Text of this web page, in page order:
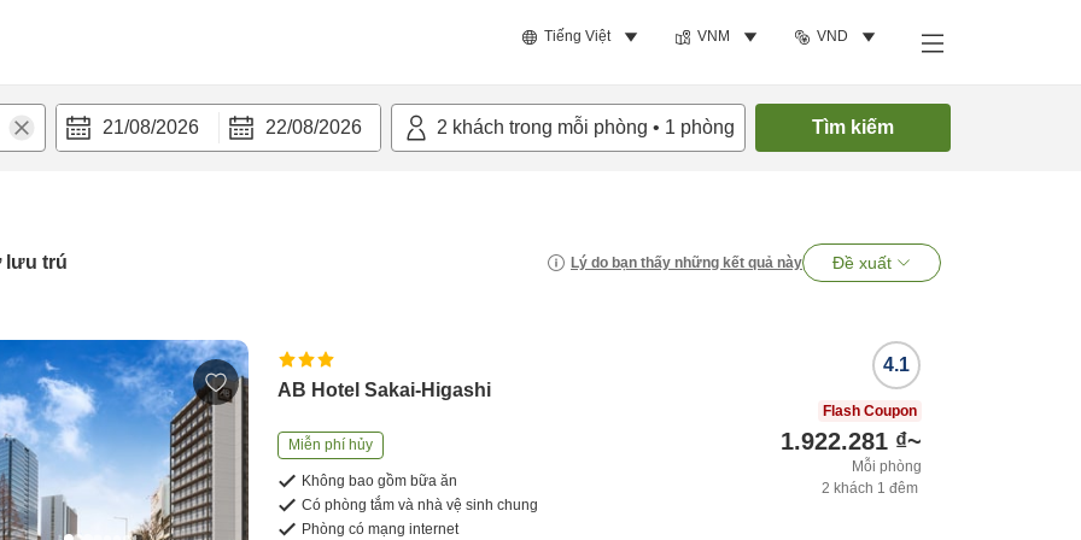
Tiếng Việt VNM VND
21/08/2026 22/08/2026 2 khách trong mỗi phòng • 1 phòng Tìm kiếm
lưu trú Lý do bạn thấy những kết quả này Đề xuất
AB Hotel Sakai-Higashi
Miễn phí hủy
Không bao gồm bữa ăn
Có phòng tắm và nhà vệ sinh chung
Phòng có mạng internet
4.1
Flash Coupon
1.922.281 ₫~
Mỗi phòng
2 khách 1 đêm